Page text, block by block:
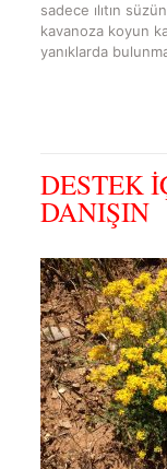
sadece ılıtın
kavanoza koyun
yanıklarda
DESTEK
DANIŞIN